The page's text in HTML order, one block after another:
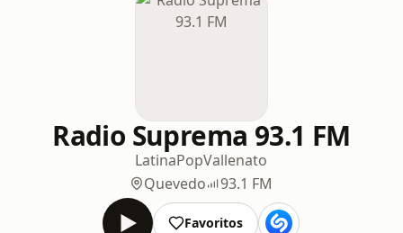
Radio Suprema 93.1 FM
LatinaPopVallenato
Quevedo
93.1 FM
Favoritos